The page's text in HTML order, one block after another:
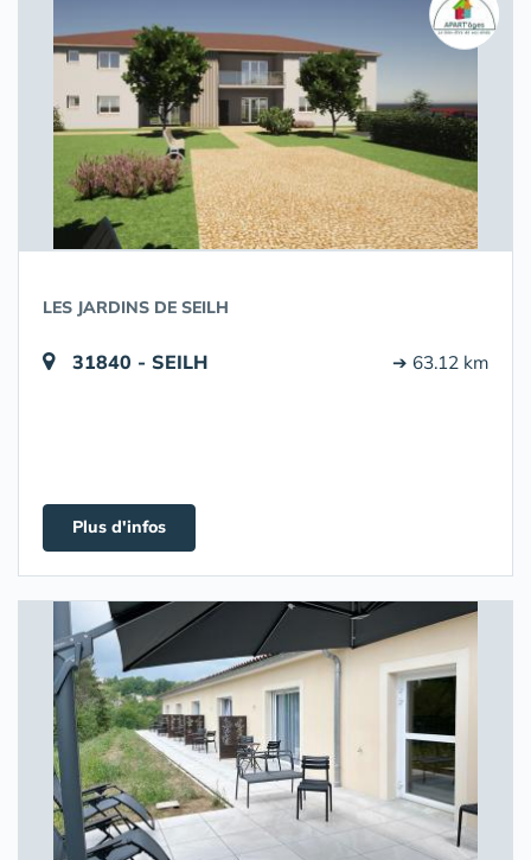
LES JARDINS DE SEILH
31840 - SEILH ➔ 63.12 km
Plus d'infos